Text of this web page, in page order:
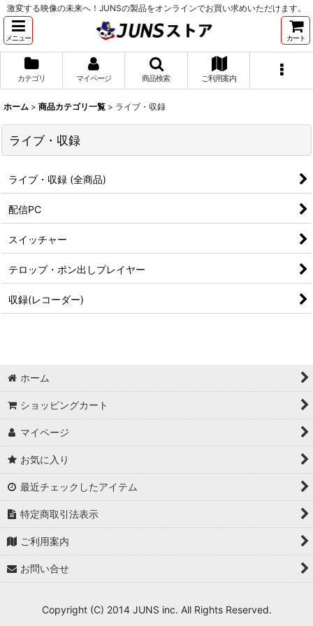
激変する映像の未来へ！JUNSの製品をオンラインでお買い求めいただけます。
メニュー カート
カテゴリ マイページ 商品検索 ご利用案内
ホーム > 商品カテゴリ一覧 > ライブ・収録
ライブ・収録
ライブ・収録 (全商品)
配信PC
スイッチャー
テロップ・ポン出しプレイヤー
収録(レコーダー)
ホーム
ショッピングカート
マイページ
お気に入り
最近チェックしたアイテム
特定商取引法表示
ご利用案内
お問い合せ
Copyright (C) 2014 JUNS inc. All Rights Reserved.